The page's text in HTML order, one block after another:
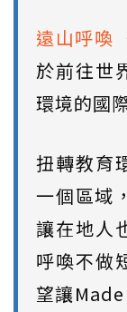
遠山呼喚
於前往世
環境的國
扭轉教育
一個區域
讓在地人
呼喚不做
望讓